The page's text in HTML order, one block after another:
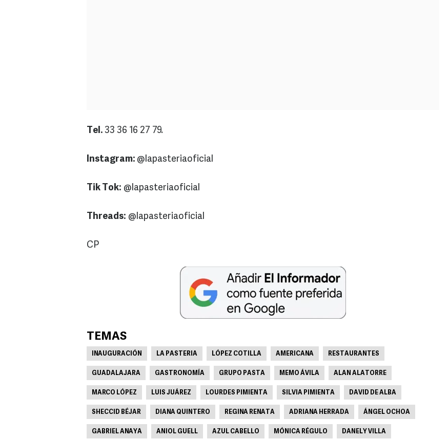
Tel. 33 36 16 27 79.
Instagram: @lapasteriaoficial
Tik Tok: @lapasteriaoficial
Threads: @lapasteriaoficial
CP
TEMAS
INAUGURACIÓN LA PASTERIA LÓPEZ COTILLA AMERICANA RESTAURANTES
GUADALAJARA GASTRONOMÍA GRUPO PASTA MEMO ÁVILA ALAN ALATORRE
MARCO LÓPEZ LUIS JUÁREZ LOURDES PIMIENTA SILVIA PIMIENTA DAVID DE ALBA
SHECCID BÉJAR DIANA QUINTERO REGINA RENATA ADRIANA HERRADA ÁNGEL OCHOA
GABRIEL ANAYA ANIOL GUELL AZUL CABELLO MÓNICA RÉGULO DANELY VILLA